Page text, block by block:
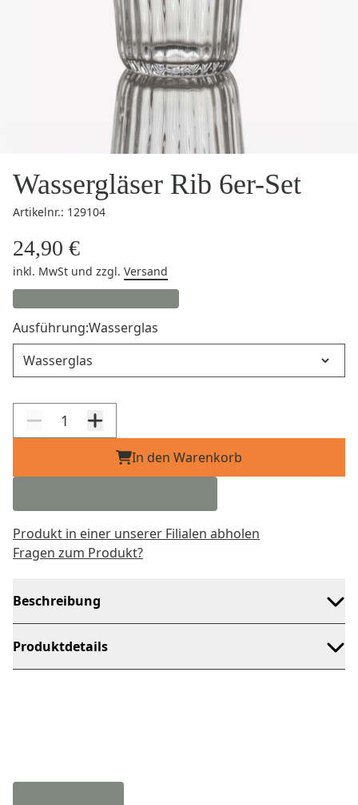
Wassergläser Rib 6er-Set
Artikelnr.: 129104
24,90 €
inkl. MwSt und zzgl. Versand
Ausführung:Wasserglas
In den Warenkorb
Produkt in einer unserer Filialen abholen
Fragen zum Produkt?
Beschreibung
Produktdetails